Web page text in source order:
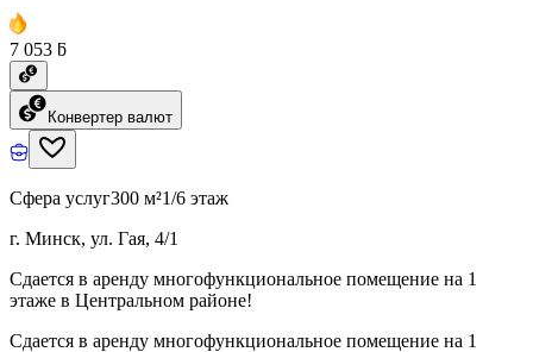
7 053 ƃ
Конвертер валют
Сфера услуг300 м²1/6 этаж
г. Минск, ул. Гая, 4/1
Сдается в аренду многофункциональное помещение на 1
этаже в Центральном районе!
Сдается в аренду многофункциональное помещение на 1